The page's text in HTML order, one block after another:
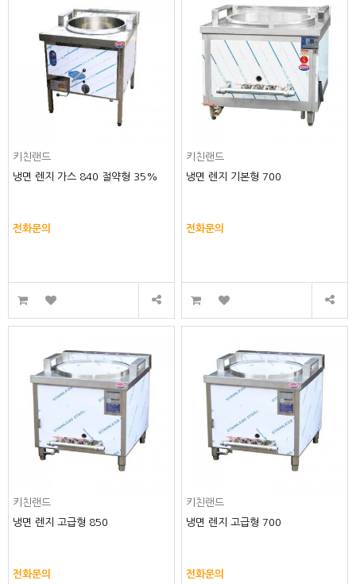
키친랜드
냉면 렌지 가스 840 절약형 35%
전화문의
키친랜드
냉면 렌지 기본형 700
전화문의
키친랜드
냉면 렌지 고급형 850
전화문의
키친랜드
냉면 렌지 고급형 700
전화문의